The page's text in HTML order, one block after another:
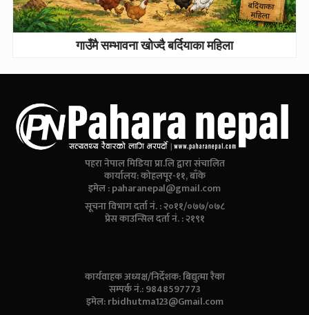
गाउँमै सम्भावना खोज्दै बर्दियाका महिला
पहरा नेपाल मिडिया प्रा.लि द्वारा संचालित
कार्यालय: कोहलपूर-११, बाँके
इमेल :paharanepal@gmail.com
सूचना विभाग दर्ता नं. : २०११/०७७/०७८
प्रेस काउन्सिल दर्ता नं. : २१९१
कार्यवाहक अध्यक्ष/निर्देशक: बिद्युत्मा रैका
सम्पर्क नं.: 9848597773
इमेल:rbidhutma123@Gmail.com